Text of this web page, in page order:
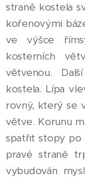
straně kostela
kořenovými
ve výšce
kosterních
větvenou.
kostela. Lípa
rovný, který se
větve. Korunu
spatřit stopy po
pravé straně
vybudován